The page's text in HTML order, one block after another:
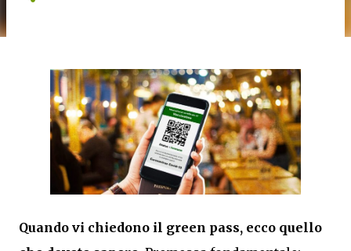
Quando vi chiedono il green pass, ecco quello